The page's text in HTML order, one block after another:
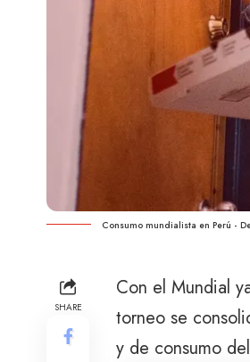
Consumo mundialista en Perú -
SHARE
Con el Mundial
torneo se
y de consumo